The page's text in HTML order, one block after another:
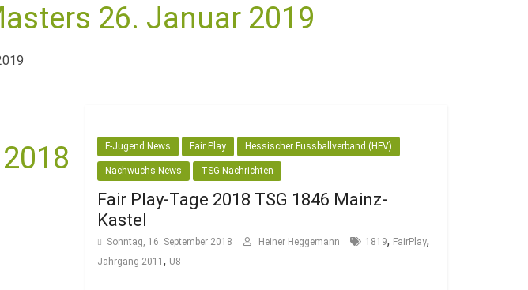
26. Januar 2019
F-Jugend News Fair Play Hessischer Fussballverband (HFV)
Nachwuchs News TSG Nachrichten
Fair Play-Tage 2018 TSG 1846 Mainz-
Kastel
Sonntag, 16. September 2018 Heiner Heggemann 1819, FairPlay,
Jahrgang 2011, U8